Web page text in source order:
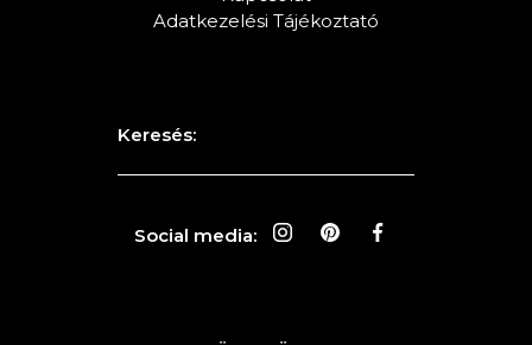
Adatkezelési Tájékoztató
Keresés:
Social media: